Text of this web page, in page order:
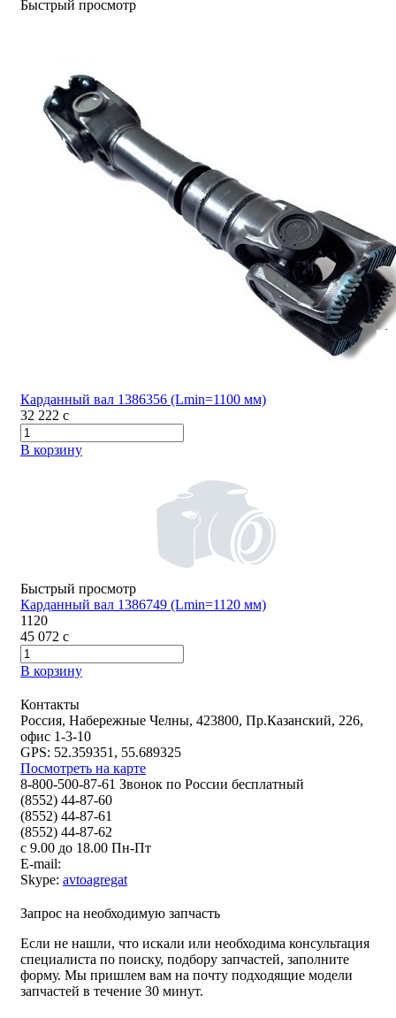
Быстрый просмотр
Карданный вал 1386356 (Lmin=1100 мм)
32 222 c
В корзину
Быстрый просмотр
Карданный вал 1386749 (Lmin=1120 мм)
1120
45 072 c
В корзину
Контакты
Россия, Набережные Челны, 423800, Пр.Казанский, 226,
офис 1-3-10
GPS: 52.359351, 55.689325
Посмотреть на карте
8-800-500-87-61 Звонок по России бесплатный
(8552) 44-87-60
(8552) 44-87-61
(8552) 44-87-62
с 9.00 до 18.00 Пн-Пт
E-mail:
Skype: avtoagregat
Запрос на необходимую запчасть
Если не нашли, что искали или необходима консультация
специалиста по поиску, подбору запчастей, заполните
форму. Мы пришлем вам на почту подходящие модели
запчастей в течение 30 минут.